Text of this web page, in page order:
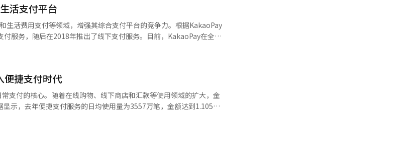
示，推出5个月以来的业绩超出预期。”并表示：“我们正在与巴黎
展基于二维码的支付网络，而
服务商合作，而不是自行构建硬件。Kakao Pay相关人士表示：“重
能进行Kakao Pay支付。”并强调：“我们正在通过二维码点餐、自
导权将成为未来简化支
线服务如果出现更好的平台，用户会很容易转移，因此企业希望通
Pay推出，金融科技公司将通过合作来扩大线下市场。”并指
争将加剧。”※ 本报道经人工智能（AI）系统翻译与编辑。
支
款服务。在越南，用户可以通过BIDV银行的ATM提取当地货币，而
的扩
享受便捷的现金取款服务。”他还表示：“未来，我们将继续为海外
款体验。”※ 本报道经人工智能（AI）系统翻译与编辑。
活支付平台
生活费用支付等领域，增强其综合支付平台的竞争力。根据KakaoPay
服务，随后在2018年推出了线下支付服务。目前，KakaoPay在全国
付点和零支付在110万家小商户中也支持KakaoPay支付。用户可以
也在不断扩展。基于支付宝Plus网络，KakaoPay在中国、日本、东
码支付。同时，KakaoPay还引入了基于NFC的“轻触支付
商户能够进行移动支付。此外，KakaoPay还加强了生活服务。
条形码进行累积和使用。通过电子账单支付服务，用户可以在
费、地方税、通信费和公寓管理费等生活费用。※ 本报道经人工智
便捷支付时代
支付的核心。随着在线购物、线下商店和汇款等使用领域的扩大，金
服务通过密码、指纹和人脸等生物识别技术处理支付。 便捷汇款